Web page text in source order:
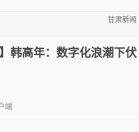
甘肃新闻
韩高年：数字化浪潮下伏
端